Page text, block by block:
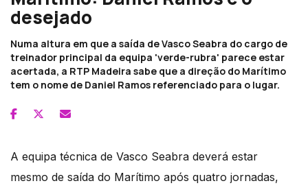
desejado
Numa altura em que a saída de Vasco Seabra do cargo de
treinador principal da equipa 'verde-rubra' parece estar
acertada, a RTP Madeira sabe que a direção do Marítimo
tem o nome de Daniel Ramos referenciado para o lugar.
A equipa técnica de Vasco Seabra deverá estar
mesmo de saída do Marítimo após quatro jornadas,